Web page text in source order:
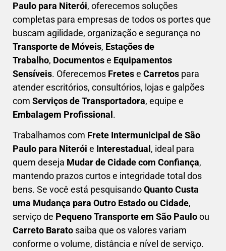
Paulo para Niterói, oferecemos soluções
completas para empresas de todos os portes que
buscam agilidade, organização e segurança no
Transporte de Móveis, Estações de
Trabalho, Documentose Equipamentos
Sensíveis. Oferecemos Fretese Carretos para
atender escritórios, consultórios, lojas e galpões
com Serviços de Transportadora, equipe e
Embalagem Profissional.
Trabalhamos com Frete Intermunicipal de São
Paulo para Niterói e Interestadual , ideal para
quem deseja Mudar de Cidade com Confiança,
mantendo prazos curtos e integridade total dos
bens. Se você está pesquisandoQuanto Custa
uma Mudança para Outro Estado ou Cidade,
serviço de Pequeno Transporte em São Pauloou
Carreto Barato saiba que os valores variam
conforme o volume, distância e nível de serviço.